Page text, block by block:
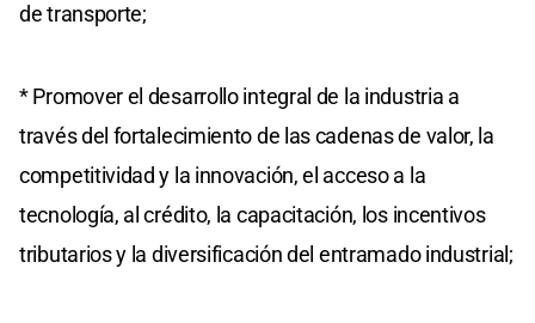
de transporte;
* Promover el desarrollo integral de la industria a
través del fortalecimiento de las cadenas de valor, la
competitividad y la innovación, el acceso a la
tecnología, al crédito, la capacitación, los incentivos
tributarios y la diversificación del entramado industrial;